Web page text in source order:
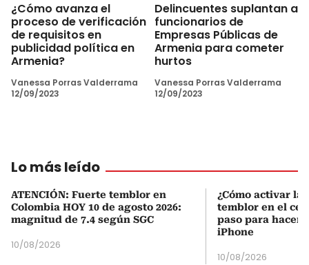
¿Cómo avanza el
proceso de verificación
de requisitos en
publicidad política en
Armenia?
Vanessa Porras Valderrama
12/09/2023
Delincuentes suplantan a
funcionarios de
Empresas Públicas de
Armenia para cometer
hurtos
Vanessa Porras Valderrama
12/09/2023
Lo más leído
ATENCIÓN: Fuerte temblor en
Colombia HOY 10 de agosto 2026:
magnitud de 7.4 según SGC
10/08/2026
¿Cómo activar la
temblor en el
paso para
iPhone
10/08/2026